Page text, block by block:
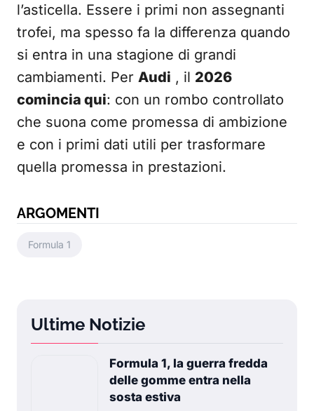
l’asticella. Essere i primi non assegnanti
trofei, ma spesso fa la differenza quando
si entra in una stagione di grandi
cambiamenti. Per Audi , il 2026
comincia qui: con un rombo controllato
che suona come promessa di ambizione
e con i primi dati utili per trasformare
quella promessa in prestazioni.
ARGOMENTI
Formula 1
Ultime Notizie
Formula 1, la guerra fredda
delle gomme entra nella
sosta estiva